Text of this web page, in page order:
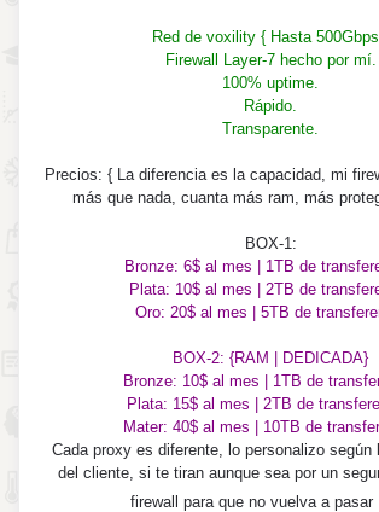
Red de voxility { Hasta
Firewall Layer-7 hecho por mí.
100% uptime.
Rápido.
Transparente.
Precios: { La diferencia es la capacidad, mi
más que nada, cuanta más ram, más
BOX-1:
Bronze: 6$ al mes | 1TB de
Plata: 10$ al mes | 2TB de
Oro: 20$ al mes | 5TB de
BOX-2: {RAM | DEDICADA}
Bronze: 10$ al mes | 1TB de
Plata: 15$ al mes | 2TB de
Mater: 40$ al mes | 10TB de
Cada proxy es diferente, lo personalizo según
del cliente, si te tiran aunque sea por un
firewall para que no vuelva a pasar